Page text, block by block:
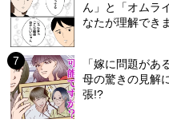
ん」と「オムラ
なたが理解でき
「嫁に問題が
母の驚きの見解
張!?